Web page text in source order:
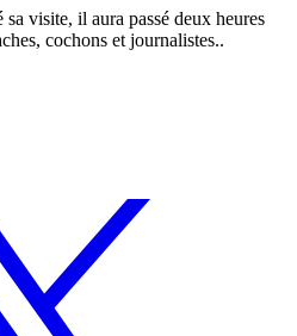
visite, il aura passé deux heures
cochons et journalistes..